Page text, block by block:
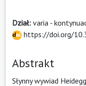
Dział: varia -
https://doi.org/
Abstrakt
Słynny wywiad